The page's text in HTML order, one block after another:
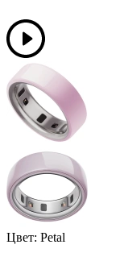
Цвет: Petal